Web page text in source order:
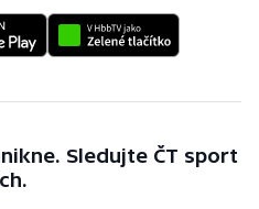
Sledujte ČT sport